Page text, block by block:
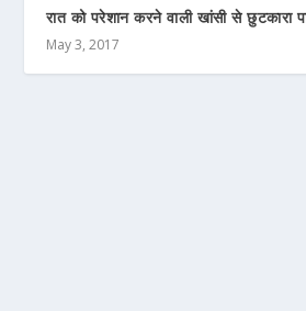
रात को परेशान करने वाली खांसी से
May 3, 2017